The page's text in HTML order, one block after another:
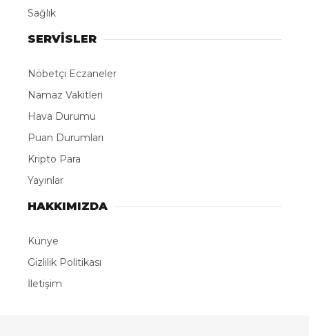
Sağlık
SERVİSLER
Nöbetçi Eczaneler
Namaz Vakitleri
Hava Durumu
Puan Durumları
Kripto Para
Yayınlar
HAKKIMIZDA
Künye
Gizlilik Politikası
İletişim